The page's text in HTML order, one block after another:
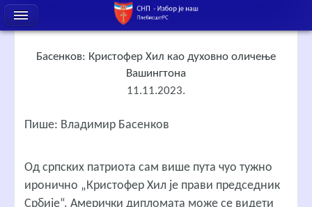
Басенков: Кристофер Хил као духовно оличење
Вашингтона
11.11.2023.
Пише: Владимир Басенков
Од српских патриота сам више пута чуо тужно
иронично „Кристофер Хил је прави председник
Србије“. Амерички дипломата може се видети